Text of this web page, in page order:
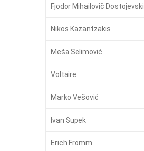
Fjodor Mihailovič Dostojevski
Nikos Kazantzakis
Meša Selimović
Voltaire
Marko Vešović
Ivan Supek
Erich Fromm